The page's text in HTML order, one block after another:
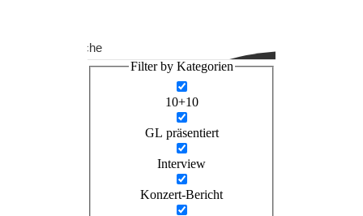
Suche
Filter by Kategorien
10+10
GL präsentiert
Interview
Konzert-Bericht